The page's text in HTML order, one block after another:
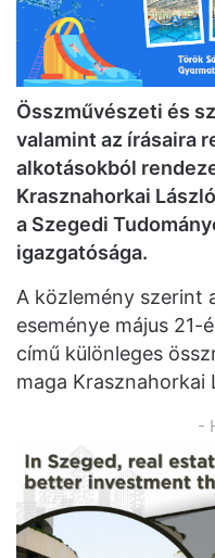
Összművészeti és
valamint az írásaira
alkotásokból
Krasznahorkai
a Szegedi
igazgatósága.
A közlemény szerint
eseménye május 21-
című különleges
maga Krasznahorkai
-